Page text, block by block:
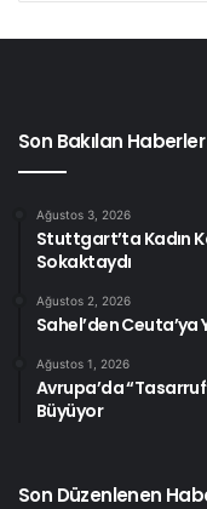
Son Bakılan Haberler
Ağustos 3, 2026
Stuttgart’ta Kadın
Sokaktaydı
Ağustos 2, 2026
Sahel’den Ceuta’ya
Ağustos 1, 2026
Avrupa’da
Büyüyor
Son Düzenlenen